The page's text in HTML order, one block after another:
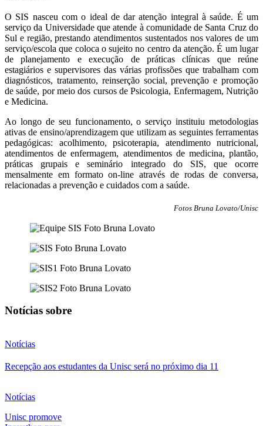
O SIS nasceu com o ideal de dar atenção integral à saúde. É um
serviço da Universidade que atende à comunidade de Santa Cruz do
Sul e região, prestando atendimentos sustentados nos valores de um
serviço/escola que coloca o sujeito no centro da atenção. É um lugar
de planejamento e execução de práticas clínicas que reúne
estagiários e supervisores das várias profissões que trabalham com
diagnósticos, tratamento, reinserção social, prevenção e promoção
de saúde, por meio dos cursos de Psicologia, Enfermagem, Nutrição
e Medicina.
Ao longo de seu funcionamento, o serviço instituiu metodologias
ativas de ensino/aprendizagem que utilizam as seguintes ferramentas
pedagógicas: acolhimento, psicoterapia, atendimento nutricional,
atendimentos de enfermagem, atendimentos de medicina, plantão,
práticas grupais e seminário integrado do SIS, que ocorre
mensalmente em formato on-line através de rodas de conversa,
relacionadas a prevenção e cuidados com a saúde.
Fotos Bruna Lovato/Unisc
Notícias sobre
Notícias
Recepção aos estudantes da Unisc será no próximo dia 11
Notícias
Unisc promove